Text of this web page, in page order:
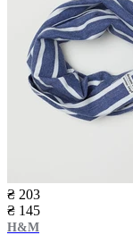
₴ 203
₴ 145
H&M